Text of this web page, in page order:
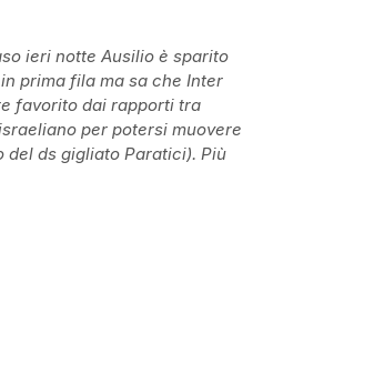
ieri notte Ausilio è sparito
prima fila ma sa che Inter
favorito dai rapporti tra
per potersi muovere
del ds gigliato Paratici). Più